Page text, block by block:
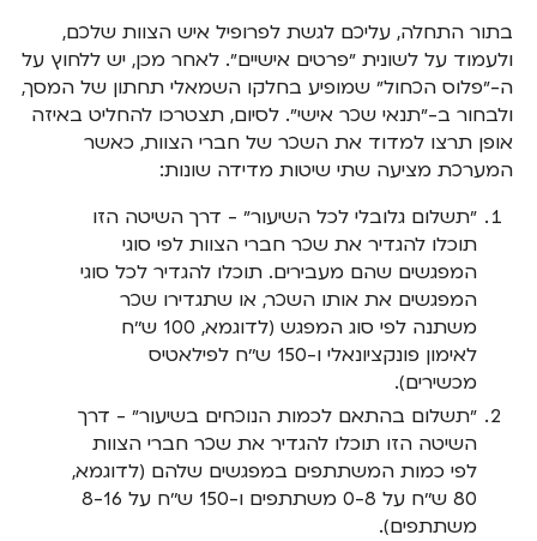
בתור התחלה, עליכם לגשת לפרופיל איש הצוות שלכם,
ולעמוד על לשונית ״פרטים אישיים״. לאחר מכן, יש ללחוץ על
ה-״פלוס הכחול״ שמופיע בחלקו השמאלי תחתון של המסך,
ולבחור ב-״תנאי שכר אישי״. לסיום, תצטרכו להחליט באיזה
אופן תרצו למדוד את השכר של חברי הצוות, כאשר
המערכת מציעה שתי שיטות מדידה שונות:
״תשלום גלובלי לכל השיעור״ - דרך השיטה הזו
תוכלו להגדיר את שכר חברי הצוות לפי סוגי
המפגשים שהם מעבירים. תוכלו להגדיר לכל סוגי
המפגשים את אותו השכר, או שתגדירו שכר
משתנה לפי סוג המפגש (לדוגמא, 100 ש׳׳ח
לאימון פונקציונאלי ו-150 ש׳׳ח לפילאטיס
מכשירים).
״תשלום בהתאם לכמות הנוכחים בשיעור״ - דרך
השיטה הזו תוכלו להגדיר את שכר חברי הצוות
לפי כמות המשתתפים במפגשים שלהם (לדוגמא,
80 ש׳׳ח על 0-8 משתתפים ו-150 ש׳׳ח על 8-16
משתתפים).